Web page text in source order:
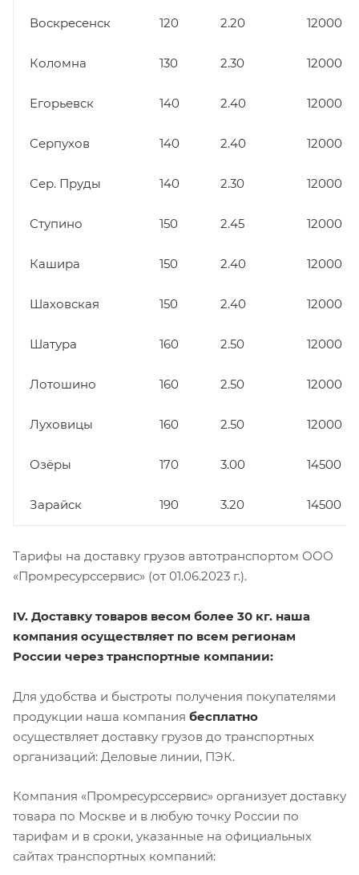
Воскресенск 120 2.20 12000
Коломна 130 2.30 12000
Егорьевск 140 2.40 12000
Серпухов 140 2.40 12000
Сер. Пруды 140 2.30 12000
Ступино 150 2.45 12000
Кашира 150 2.40 12000
Шаховская 150 2.40 12000
Шатура 160 2.50 12000
Лотошино 160 2.50 12000
Луховицы 160 2.50 12000
Озёры 170 3.00 14500
Зарайск 190 3.20 14500
Тарифы на доставку грузов автотранспортом ООО
«Промресурссервис» (от 01.06.2023 г.).
IV. Доставку товаров весом более 30 кг. наша
компания осуществляет по всем регионам
России через транспортные компании:
Для удобства и быстроты получения покупателями
продукции наша компания бесплатно
осуществляет доставку грузов до транспортных
организаций: Деловые линии, ПЭК.
Компания «Промресурссервис» организует доставку
товара по Москве и в любую точку России по
тарифам и в сроки, указанные на официальных
сайтах транспортных компаний: